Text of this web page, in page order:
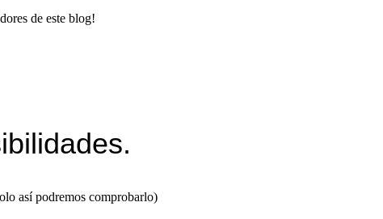
de este blog!
así podremos comprobarlo)